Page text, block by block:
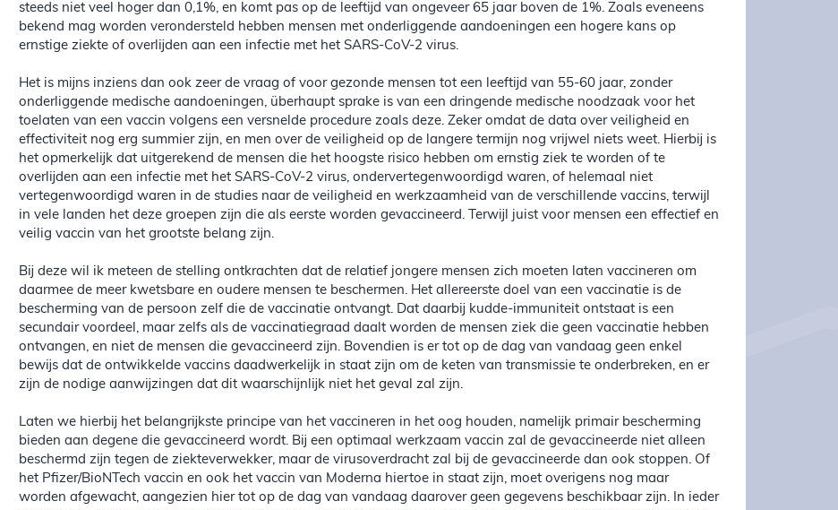
steeds niet veel hoger dan 0,1%, en komt pas op de leeftijd van ongeveer 65 jaar boven de 1%. Zoals eveneens
bekend mag worden verondersteld hebben mensen met onderliggende aandoeningen een hogere kans op
ernstige ziekte of overlijden aan een infectie met het SARS-CoV-2 virus.
Het is mijns inziens dan ook zeer de vraag of voor gezonde mensen tot een leeftijd van 55-60 jaar, zonder
onderliggende medische aandoeningen, überhaupt sprake is van een dringende medische noodzaak voor het
toelaten van een vaccin volgens een versnelde procedure zoals deze. Zeker omdat de data over veiligheid en
effectiviteit nog erg summier zijn, en men over de veiligheid op de langere termijn nog vrijwel niets weet. Hierbij is
het opmerkelijk dat uitgerekend de mensen die het hoogste risico hebben om ernstig ziek te worden of te
overlijden aan een infectie met het SARS-CoV-2 virus, ondervertegenwoordigd waren, of helemaal niet
vertegenwoordigd waren in de studies naar de veiligheid en werkzaamheid van de verschillende vaccins, terwijl
in vele landen het deze groepen zijn die als eerste worden gevaccineerd. Terwijl juist voor mensen een effectief en
veilig vaccin van het grootste belang zijn.
Bij deze wil ik meteen de stelling ontkrachten dat de relatief jongere mensen zich moeten laten vaccineren om
daarmee de meer kwetsbare en oudere mensen te beschermen. Het allereerste doel van een vaccinatie is de
bescherming van de persoon zelf die de vaccinatie ontvangt. Dat daarbij kudde-immuniteit ontstaat is een
secundair voordeel, maar zelfs als de vaccinatiegraad daalt worden de mensen ziek die geen vaccinatie hebben
ontvangen, en niet de mensen die gevaccineerd zijn. Bovendien is er tot op de dag van vandaag geen enkel
bewijs dat de ontwikkelde vaccins daadwerkelijk in staat zijn om de keten van transmissie te onderbreken, en er
zijn de nodige aanwijzingen dat dit waarschijnlijk niet het geval zal zijn.
Laten we hierbij het belangrijkste principe van het vaccineren in het oog houden, namelijk primair bescherming
bieden aan degene die gevaccineerd wordt. Bij een optimaal werkzaam vaccin zal de gevaccineerde niet alleen
beschermd zijn tegen de ziekteverwekker, maar de virusoverdracht zal bij de gevaccineerde dan ook stoppen. Of
het Pfizer/BioNTech vaccin en ook het vaccin van Moderna hiertoe in staat zijn, moet overigens nog maar
worden afgewacht, aangezien hier tot op de dag van vandaag daarover geen gegevens beschikbaar zijn. In ieder